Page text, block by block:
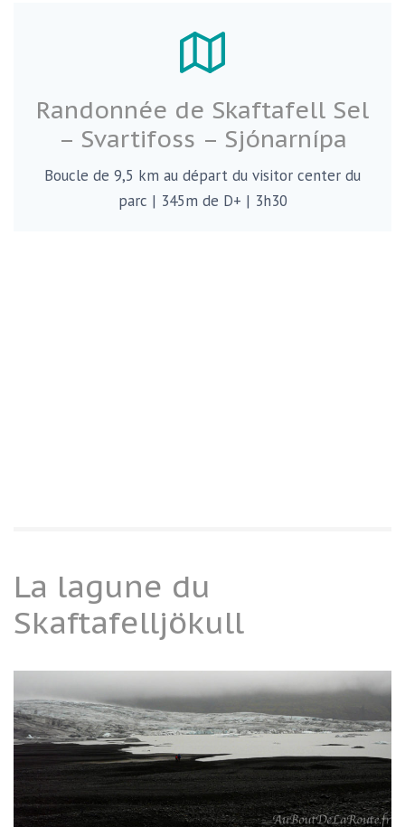
Randonnée de Skaftafell Sel
– Svartifoss – Sjónarnípa
Boucle de 9,5 km au départ du visitor center du
parc | 345m de D+ | 3h30
La lagune du
Skaftafelljökull